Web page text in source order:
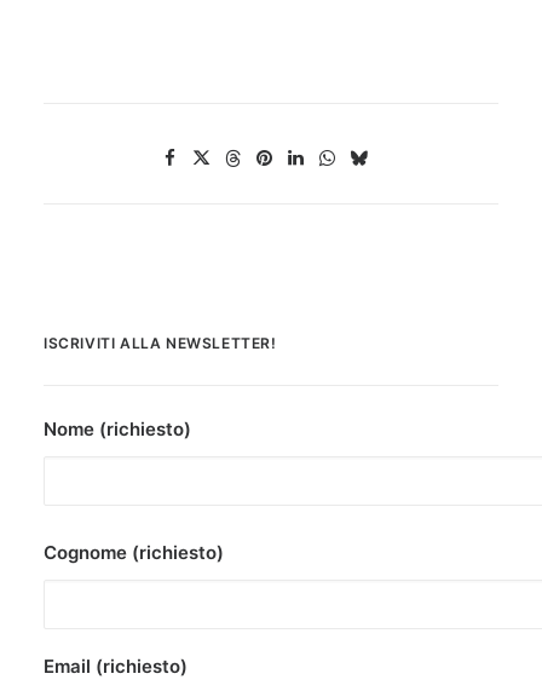
ISCRIVITI ALLA NEWSLETTER!
Nome (richiesto)
Cognome (richiesto)
Email (richiesto)